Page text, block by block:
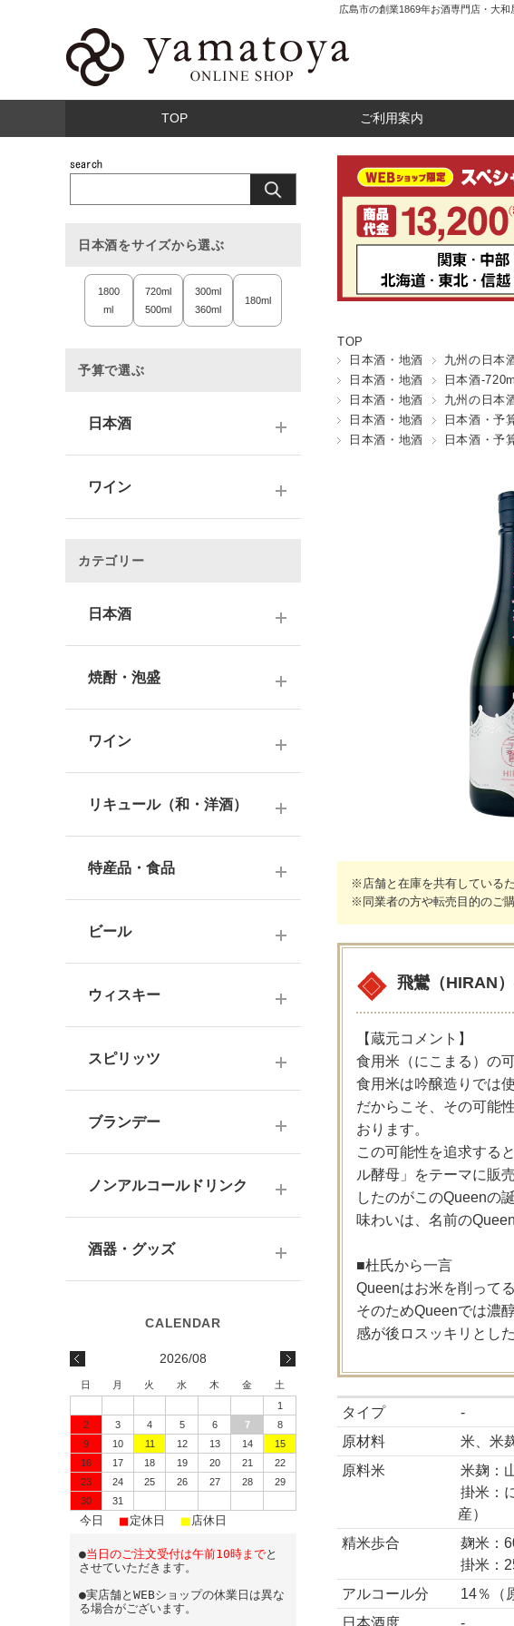
広島市の創業1869年お酒専門店・大
TOP ご利用案内
TOP
日本酒・地酒
九州の日本
日本酒・地酒
日本酒-
日本酒・地酒
九州の日本
日本酒・地酒
日本酒・予
日本酒・地酒
日本酒・予
※店舗と在庫を共有している
※同業者の方や転売目的のご
飛鸞（HIRAN
【蔵元コメント】
食用米（にこまる）の
食用米は吟醸造りでは
だからこそ、その可能
おります。
この可能性を追求する
ル酵母」をテーマに販
したのがこのQueenの
味わいは、名前の
■杜氏から一言
Queenはお米を削って
そのためQueenでは濃
感が後ロスッキリとし
タイプ
-
原材料
米、米
原料米
米麹：
掛米：
産）
精米歩合
麹米：
掛米：
アルコール分
14％（
日本酒度
-
日本酒をサイズから選ぶ
1800
ml
720ml
500ml
300ml
360ml
180ml
予算で選ぶ
日本酒
10,001円～
3000円台
4000円台
5000円台
ワイン
2,001～3,000円
3,001～5,000円
5,001～10,000円
カテゴリー
日本酒
大吟醸酒
純米吟醸酒
吟醸酒
普通酒
お燗酒
にごり酒・発泡・その他
中部・北陸の日本酒
九州の日本酒
日本酒-720ml・500ml
日本酒-300ml・360ml
日本酒-180ml
飲みきりサイズ
焼酎・泡盛
芋焼酎
麦焼酎
米焼酎
黒糖焼酎
ワイン
ドイツワイン
海外産ワイン
赤ワイン
シャンパーニュ
スパークリングワイン
オレンジワイン
リキュール（和・洋酒）
果実酒・その他
シリーズで選ぶ
特産品・食品
おつまみ
健康志向・免疫力アップ
調味料
ビール
ウィスキー
その他ウイスキー
国産洋酒
スピリッツ
ラム
テキーラ
ブランデー
ノンアルコールドリンク
酒器・グッズ
蔵元エコバッグ
2026/08
日 月 火 水 木 金
土
1
2
3 4 5 6 7
8
9
10 11 12 13 14
15
16
17 18 19 20 21
22
23
24 25 26 27 28
29
30
31
今日 ■ 定休日 ■ 店休日
●当日のご注文受付は午前10時までと
させていただきます。
●実店舗とWEBショップの休業日は異な
る場合がございます。